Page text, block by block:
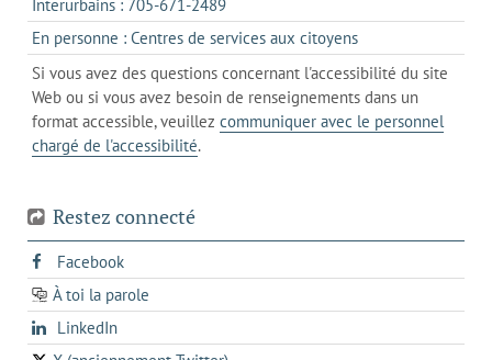
de
messagerie
un
client
de
votre
téléphone
Interurbains : 705-671-2489
dans
un
client
de
votre
En personne : Centres de services aux citoyenss'ouvre
dans
l'onglet
actuel
Si vous avez des questions concernant l'accessibilité du site
Web ou si vous avez besoin de renseignements dans un
format accessible, veuillez communiquer avec le personnel
chargé de l'accessibilité.
Restez connecté
Facebooks'ouvre
dans
un
À toi la parole
opens
in
a
LinkedInopens
in